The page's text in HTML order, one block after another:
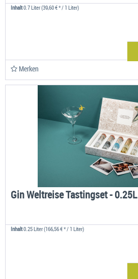
Inhalt0.7 Liter(39,60 € * / 1 Liter)
Merken
Gin Weltreise Tastingset - 0.25L
Inhalt0.25 Liter(166,56 € * / 1 Liter)